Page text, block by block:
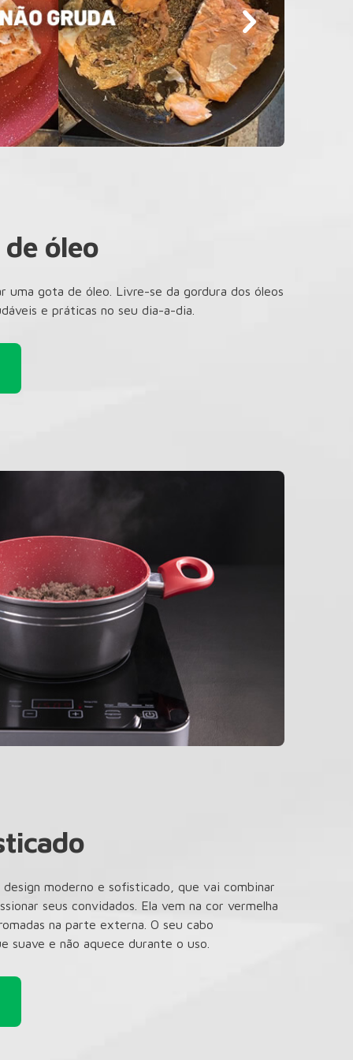
óleo
uma gota de óleo. Livre-se da gordura dos óleos
e práticas no seu dia-a-dia.
moderno e sofisticado, que vai combinar
seus convidados. Ela vem na cor vermelha
na parte externa. O seu cabo
suave e não aquece durante o uso.